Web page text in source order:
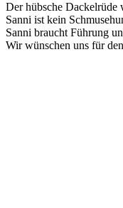
Der hübsche Dackelrüde
Sanni ist kein
Sanni braucht Führung
Wir wünschen uns für